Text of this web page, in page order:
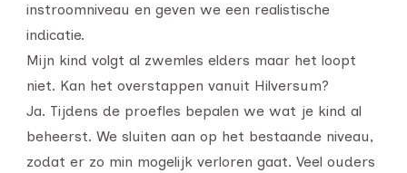
instroomniveau en geven we een realistische
indicatie.
Mijn kind volgt al zwemles elders maar het loopt
niet. Kan het overstappen vanuit Hilversum?
Ja. Tijdens de proefles bepalen we wat je kind al
beheerst. We sluiten aan op het bestaande niveau,
zodat er zo min mogelijk verloren gaat. Veel ouders